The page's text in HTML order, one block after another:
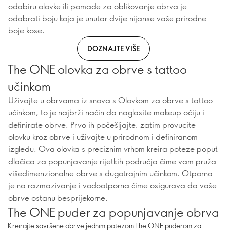
odabiru olovke ili pomade za oblikovanje obrva je
odabrati boju koja je unutar dvije nijanse vaše prirodne
boje kose.
DOZNAJTE VIŠE
The ONE olovka za obrve s tattoo
učinkom
Uživajte u obrvama iz snova s ​​ Olovkom za obrve s tattoo
učinkom, to je najbrži način da naglasite makeup očiju i
definirate obrve. Prvo ih počešljajte, zatim provucite
olovku kroz obrve i uživajte u prirodnom i definiranom
izgledu. Ova olovka s preciznim vrhom kreira poteze poput
dlačica za popunjavanje rijetkih područja čime vam pruža
višedimenzionalne obrve s dugotrajnim učinkom. Otporna
je na razmazivanje i vodootporna čime osigurava da vaše
obrve ostanu besprijekorne.
The ONE puder za popunjavanje obrva
Kreirajte savršene obrve jednim potezom The ONE puderom za